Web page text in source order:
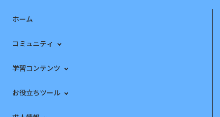
ホーム
コミュニティ
学習コンテンツ
お役立ちツール